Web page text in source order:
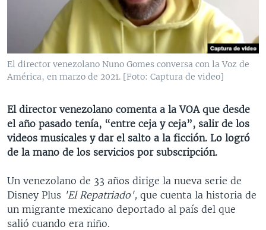
VENEZUELA
BRASIL
NICARAGUA
ECONOMÍA
ENTRETENIMIENTO Y CULTURA
TECNOLOGÍA
DEPORTES
MULTIMEDIA
VIDEOS
FOTOGRAFÍA
AUDIOS
PROGRAMAS TV
EL MUNDO AL DÍA
FORO INTERAMERICANO
LAS CLAVES
PANORAMA
RADIO
AVANCE INFORMATIVO
BUENOS DÍAS AMÉRICA
ESTADOS UNIDOS AL DÍA
FORO [RADIO]
DEPORTIVO INTERNACIONAL
NOTA ECONÓMICA
DIRECT
Learning English
Idiomas
El director venezolano Nuno Gomes conversa con la Voz de
América, en marzo de 2021. [Foto: Captura de video]
El director venezolano comenta a la VOA que desde
el año pasado tenía, “entre ceja y ceja”, salir de los
videos musicales y dar el salto a la ficción. Lo logró
de la mano de los servicios por subscripción.
Un venezolano de 33 años dirige la nueva serie de
Disney Plus 'El Repatriado', que cuenta la historia de
un migrante mexicano deportado al país del que
salió cuando era niño.